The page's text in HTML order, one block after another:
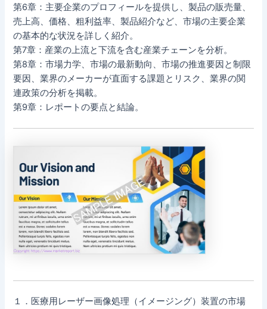
第6章：主要企業のプロフィールを提供し、製品の販売量、
売上高、価格、粗利益率、製品紹介など、市場の主要企業
の基本的な状況を詳しく紹介。
第7章：産業の上流と下流を含む産業チェーンを分析。
第8章：市場力学、市場の最新動向、市場の推進要因と制限
要因、業界のメーカーが直面する課題とリスク、業界の関
連政策の分析を掲載。
第9章：レポートの要点と結論。
１．医療用レーザー画像処理（イメージング）装置の市場